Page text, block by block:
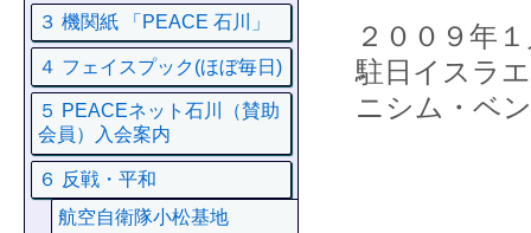
２００９年
駐日イスラ
ニシム・ベ
３ 機関紙 「PEACE 石川」
４ フェイスプック(ほぼ毎日)
５ PEACEネット石川（賛助
会員）入会案内
６ 反戦・平和
航空自衛隊小松基地